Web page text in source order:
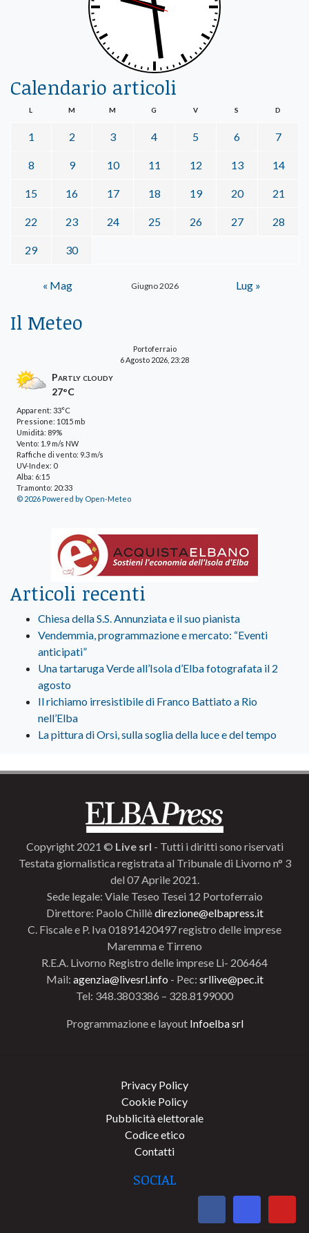
Calendario articoli
Giugno 2026
L M M G V S D
1 2 3 4 5 6 7
8 9 10 11 12 13 14
15 16 17 18 19 20 21
22 23 24 25 26 27 28
29 30
« Mag Lug »
Il Meteo
Portoferraio
6 Agosto 2026, 23:28
Partly cloudy
27°C
Apparent: 33°C
Pressione: 1015 mb
Umidità: 89%
Vento: 1.9 m/s NW
Raffiche di vento: 9.3 m/s
UV-Index: 0
Alba: 6:15
Tramonto: 20:33
© 2026 Powered by Open-Meteo
Articoli recenti
Chiesa della S.S. Annunziata e il suo pianista
Vendemmia, programmazione e mercato: “Eventi
anticipati”
Una tartaruga Verde all’Isola d’Elba fotografata il 2
agosto
Il richiamo irresistibile di Franco Battiato a Rio
nell’Elba
La pittura di Orsi, sulla soglia della luce e del tempo
Copyright 2021 © Live srl - Tutti i diritti sono riservati
Testata giornalistica registrata al Tribunale di Livorno n° 3
del 07 Aprile 2021.
Sede legale: Viale Teseo Tesei 12 Portoferraio
Direttore: Paolo Chillèdirezione@elbapress.it
C. Fiscale e P. Iva 01891420497 registro delle imprese
Maremma e Tirreno
R.E.A. Livorno Registro delle imprese Li- 206464
Mail: agenzia@livesrl.info - Pec: srllive@pec.it
Tel: 348.3803386 – 328.8199000
Programmazione e layout Infoelba srl
Privacy Policy
Cookie Policy
Pubblicità elettorale
Codice etico
Contatti
SOCIAL